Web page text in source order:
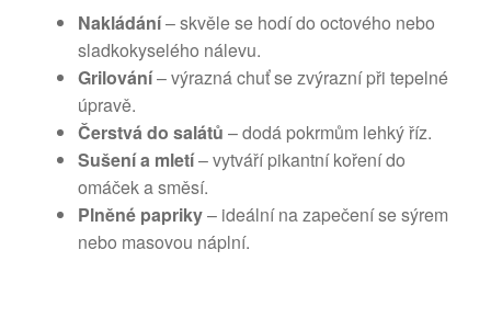
Nakládání– skvěle se hodí do octového nebo
sladkokyselého nálevu.
Grilování– výrazná chuť se zvýrazní při tepelné
úpravě.
Čerstvá do salátů – dodá pokrmům lehký říz.
Sušení a mletí– vytváří pikantní koření do
omáček a směsí.
Plněné papriky– ideální na zapečení se sýrem
nebo masovou náplní.